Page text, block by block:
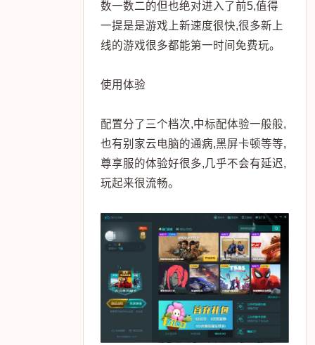
数一数二的但也绝对进入了前5,值得
一提是是游戏上新速度很快,很多新上
线的游戏很多都能第一时间免费玩。
使用体验
配置分了三个档次,中标配体验一般般,
也有别家云电脑的通病,黑屏卡顿等等,
尊享服的体验好很多,几乎不会有延迟,
玩起来很流畅。